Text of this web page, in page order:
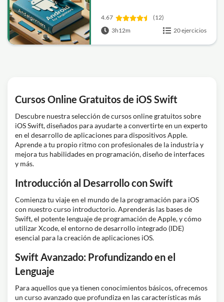
4.67
(12)
3h12m
20 ejercicios
Cursos Online Gratuitos de iOS Swift
Descubre nuestra selección de cursos online gratuitos sobre
iOS Swift, diseñados para ayudarte a convertirte en un experto
en el desarrollo de aplicaciones para dispositivos Apple.
Aprende a tu propio ritmo con profesionales de la industria y
mejora tus habilidades en programación, diseño de interfaces
y más.
Introducción al Desarrollo con Swift
Comienza tu viaje en el mundo de la programación para iOS
con nuestro curso introductorio. Aprenderás las bases de
Swift, el potente lenguaje de programación de Apple, y cómo
utilizar Xcode, el entorno de desarrollo integrado (IDE)
esencial para la creación de aplicaciones iOS.
Swift Avanzado: Profundizando en el
Lenguaje
Para aquellos que ya tienen conocimientos básicos, ofrecemos
un curso avanzado que profundiza en las características más